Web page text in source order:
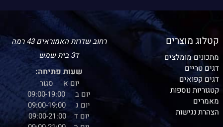
קטלוג מוצרים
מתכונים מומלצים
דגים טריים
דגים קפואים
קטגוריות נוספות
מאמרים
הצהרת נגישות
רחוב שדרות האמוראים 43 רמה
ד3 בית שמש
שעות פתיחה:
יום א סגור
יום ב 09:00-19:00
יום ג 09:00-19:00
יום ד 09:00-21:00